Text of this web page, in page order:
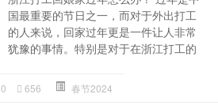
国最重要的节日之一，而对于外出打工
的人来说，回家过年更是一件让人非常
犹豫的事情。特别是对于在浙江打工的
0 656 春节2024